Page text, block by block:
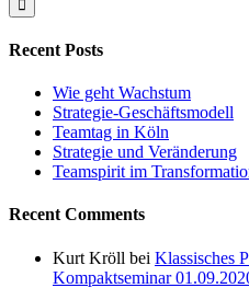
Recent Posts
Wie geht Wachstum
Strategie-Geschäftsmodell
Teamtag in Köln
Strategie und Veränderung
Teamspirit im
Recent Comments
Kurt Kröll bei Klassisches
Kompaktseminar